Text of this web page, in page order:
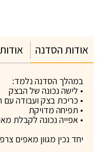
אודות הסדנה
במהלך הסדנה נלמד:
• לישה נכונה של הבצק
• כריכת בצק ועבודה
• תפיחה מדויקת
• אפייה נכונה לקבלת
יחד נכין מגוון מאפים